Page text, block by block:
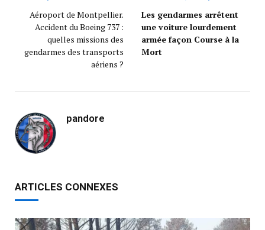
Aéroport de Montpellier.
Accident du Boeing 737 :
quelles missions des
gendarmes des transports
aériens ?
Les gendarmes arrêtent
une voiture lourdement
armée façon Course à la
Mort
pandore
ARTICLES CONNEXES